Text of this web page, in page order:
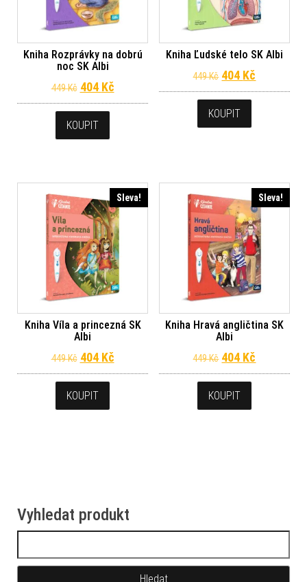
Kniha Rozprávky na dobrú
noc SK Albi
449Kč Původní cena byla: 449 Kč.
404 KčAktuální cena je: 404 Kč.
KOUPIT
Kniha Ľudské telo SK Albi
449Kč Původní cena
404 Kč
KOUPIT
Sleva!
Kniha Víla a princezná SK
Albi
449Kč Původní cena byla: 449 Kč.
404 KčAktuální cena je: 404 Kč.
KOUPIT
Sleva!
Kniha Hravá angličtina SK
Albi
449Kč Původní cena
404 Kč
KOUPIT
Vyhledat produkt